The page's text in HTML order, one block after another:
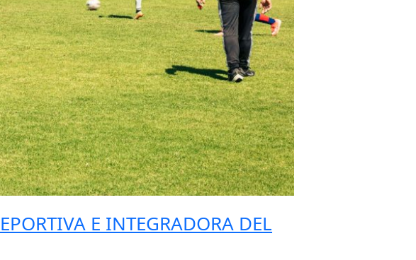
E INTEGRADORA DEL